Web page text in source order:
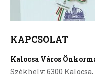
KAPCSOLAT
Kalocsa Város
Székhely: 6300